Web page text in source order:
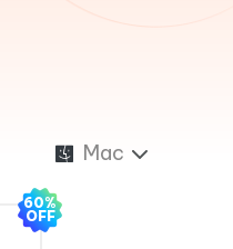
Mac
60%
OFF